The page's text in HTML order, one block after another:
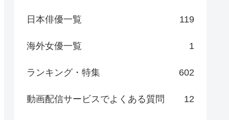
日本俳優一覧 119
海外女優一覧 1
ランキング・特集 602
動画配信サービスでよくある質問 12